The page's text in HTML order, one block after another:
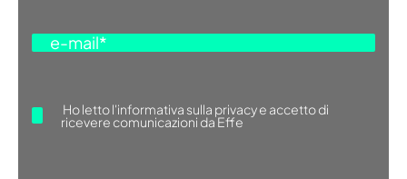
Ho lettol'informativa sulla privacye accetto di
ricevere comunicazioni da Effe